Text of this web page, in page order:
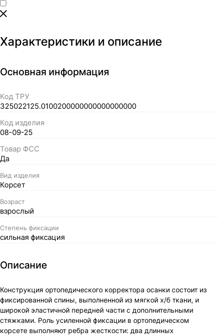
Характеристики и описание
Основная информация
Код ТРУ
325022125.0100200000000000000000
Код изделия
08-09-25
Товар ФСС
Да
Вид изделия
Корсет
Возраст
взрослый
Степень фиксации
сильная фиксация
Описание
Конструкция ортопедического корректора осанки состоит из
фиксированной спины, выполненной из мягкой х/б ткани, и
широкой эластичной передней части с дополнительными
стяжками. Роль усиленной фиксации в ортопедическом
корсете выполняют ребра жесткости: два длинных